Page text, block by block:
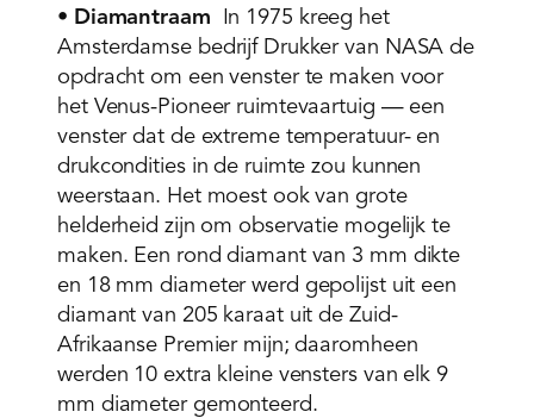
• Diamantraam In 1975 kreeg het
Amsterdamse bedrijf Drukker van NASA de
opdracht om een venster te maken voor
het Venus-Pioneer ruimtevaartuig — een
venster dat de extreme temperatuur- en
drukcondities in de ruimte zou kunnen
weerstaan. Het moest ook van grote
helderheid zijn om observatie mogelijk te
maken. Een rond diamant van 3 mm dikte
en 18 mm diameter werd gepolijst uit een
diamant van 205 karaat uit de Zuid-
Afrikaanse Premier mijn; daaromheen
werden 10 extra kleine vensters van elk 9
mm diameter gemonteerd.